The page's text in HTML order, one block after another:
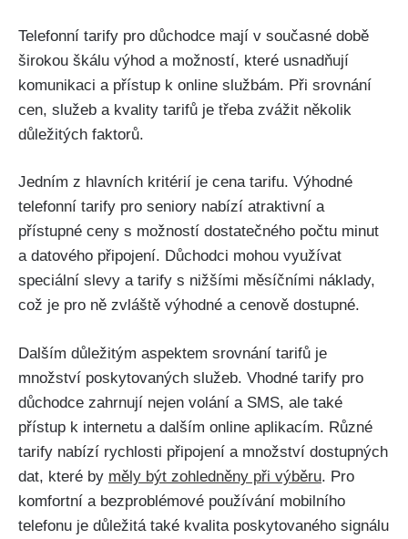
Telefonní tarify pro důchodce mají v současné době
širokou škálu výhod a možností, které usnadňují
komunikaci a přístup k online službám. Při srovnání
cen, služeb a kvality tarifů je třeba zvážit několik
důležitých faktorů.
Jedním z hlavních kritérií je cena tarifu. Výhodné
telefonní tarify pro seniory nabízí atraktivní a
přístupné ceny s možností dostatečného počtu minut
a datového připojení. Důchodci mohou využívat
speciální slevy a tarify s nižšími měsíčními náklady,
což je pro ně zvláště výhodné a cenově dostupné.
Dalším důležitým aspektem srovnání tarifů je
množství poskytovaných služeb. Vhodné tarify pro
důchodce zahrnují nejen volání a SMS, ale také
přístup k internetu a dalším online aplikacím. Různé
tarify nabízí rychlosti připojení a množství dostupných
dat, které by měly být zohledněny při výběru. Pro
komfortní a bezproblémové používání mobilního
telefonu je důležitá také kvalita poskytovaného signálu